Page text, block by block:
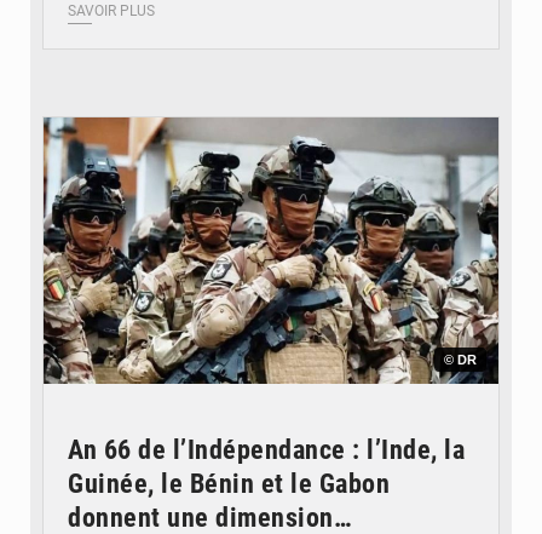
SAVOIR PLUS
© DR
An 66 de l’Indépendance : l’Inde, la
Guinée, le Bénin et le Gabon
donnent une dimension